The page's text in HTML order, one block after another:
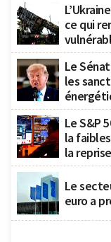
ce qui
Le
les
Le S&P
la
la reprise
Le
euro a